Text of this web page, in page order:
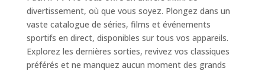
divertissement, où que vous soyez. Plongez dans un
vaste catalogue de séries, films et événements
sportifs en direct, disponibles sur tous vos appareils.
Explorez les dernières sorties, revivez vos classiques
préférés et ne manquez aucun moment des grands